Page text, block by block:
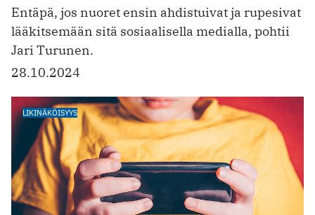
Entäpä, jos nuoret ensin ahdistuivat ja rupesivat
lääkitsemään sitä sosiaalisella medialla, pohtii
Jari Turunen.
28.10.2024
LIKINÄKÖISYYS